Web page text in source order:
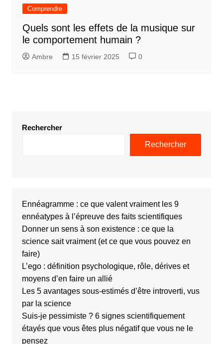
Comprendre
Quels sont les effets de la musique sur
le comportement humain ?
Ambre 15 février 2025 0
Rechercher
Rechercher
Ennéagramme : ce que valent vraiment les 9
ennéatypes à l’épreuve des faits scientifiques
Donner un sens à son existence : ce que la
science sait vraiment (et ce que vous pouvez en
faire)
L’ego : définition psychologique, rôle, dérives et
moyens d’en faire un allié
Les 5 avantages sous-estimés d’être introverti, vus
par la science
Suis-je pessimiste ? 6 signes scientifiquement
étayés que vous êtes plus négatif que vous ne le
pensez